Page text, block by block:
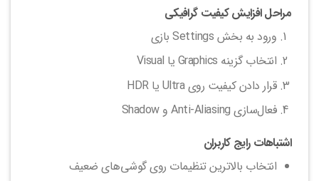
مراحل افزایش کیفیت گرافیکی
ورود به بخش Settings بازی
انتخاب گزینه Graphics یا Visual
قرار دادن کیفیت روی Ultra یا HDR
فعال‌سازی Anti-Aliasing و Shadow
اشتباهات رایج کاربران
انتخاب بالاترین تنظیمات روی گوشی‌های ضعیف